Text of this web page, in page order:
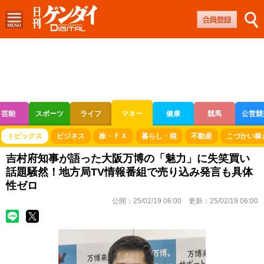
芸能 スポーツ ライフ マネー 健康 競馬 公営
ボートレース 競輪 オートレース
トピックス ビジネス 株・ＦＸ 暮らし・税 不動産 こづかい稼
吉村府知事が語った大阪万博の「魅力」に失笑買い
話題騒然！地方局TV情報番組で売り込み発言も具体
性ゼロ
公開： 25/02/19 06:00 更新： 25/02/19 06:00